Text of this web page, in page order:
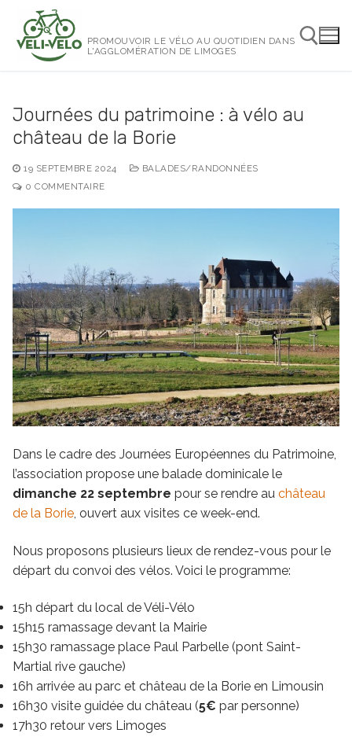
contenu
PROMOUVOIR LE VÉLO AU QUOTIDIEN DANS
L'AGGLOMÉRATION DE LIMOGES
Journées du patrimoine : à vélo au
château de la Borie
19 SEPTEMBRE 2024
BALADES/RANDONNÉES
0 COMMENTAIRE
Dans le cadre des Journées Européennes du Patrimoine,
l’association propose une balade dominicale le
dimanche 22 septembre pour se rendre au château
de la Borie, ouvert aux visites ce week-end.
Nous proposons plusieurs lieux de rendez-vous pour le
départ du convoi des vélos. Voici le programme:
15h départ du local de Véli-Vélo
15h15 ramassage devant la Mairie
15h30 ramassage place Paul Parbelle (pont Saint-
Martial rive gauche)
16h arrivée au parc et château de la Borie en Limousin
16h30 visite guidée du château (5€ par personne)
17h30 retour vers Limoges